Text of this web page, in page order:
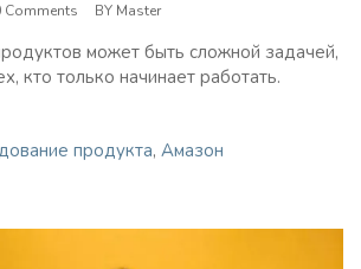
Comments BY Master
может быть сложной задачей,
кто только начинает работать.
продукта, Амазон